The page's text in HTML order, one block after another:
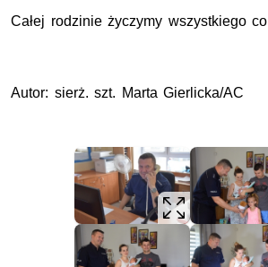
Całej rodzinie życzymy wszystkiego
Autor: sierż. szt. Marta Gierlicka/AC